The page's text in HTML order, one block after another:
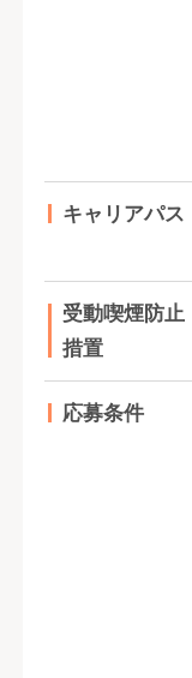
キャリアパス
受動喫煙防止
措置
応募条件